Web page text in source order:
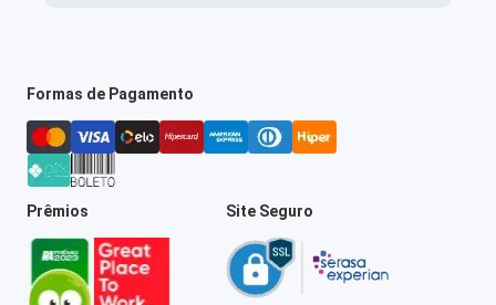
Formas de Pagamento
Prêmios Site Seguro